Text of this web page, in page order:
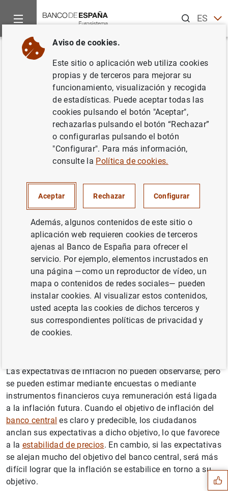
ESEN
Inicio Áreas de actuación
Volver
¿Qué son las expectativas de
inflación?
Las expectativas de inflación se refieren a lainflación
futura esperada por los agentes económicos hoy.
afectan a nuestro comportamiento, ya que son la base de
hoy o más adelante en función de las expectativas de
inflación que tengamos: si pensamos que la inflación
será muy alta, compraremos hoy, mientras que si
pensamos que la inflación será baja, puede que
pospongamos nuestra decisión de compra para más
adelante. Si las empresas piensan que la inflación será
baja, incrementarán los precios de sus productos a
menor ritmo. Igualmente, si los trabajadores creen que la
inflación se va a mantener en niveles bajos, demandarán
menores subidas salariales. Así es como las expectativas
Las expectativas de inflación no pueden observarse, pero
se pueden estimar mediante encuestas o mediante
instrumentos financieros cuya remuneración está ligada
a la inflación futura. Cuando el objetivo de inflación del
banco central es claro y predecible, los ciudadanos
anclan sus expectativas a dicho objetivo, lo que favorece
a la estabilidad de precios. En cambio, si las expectativas
se alejan mucho del objetivo del banco central, será más
difícil lograr que la inflación se estabilice en torno a su
objetivo.
Sugerencias
Aviso de cookies.
Este sitio o aplicación web utiliza cookies
propias y de terceros para mejorar su
funcionamiento, visualización y recogida
de estadísticas. Puede aceptar todas las
cookies pulsando el botón "Aceptar",
rechazarlas pulsando el botón “Rechazar”
o configurarlas pulsando el botón
"Configurar". Para más información,
consulte la Política de cookies.
Aceptar Rechazar Configurar
Además, algunos contenidos de este sitio o
aplicación web requieren cookies de terceros
ajenas al Banco de España para ofrecer el
servicio. Por ejemplo, elementos incrustados en
una página —como un reproductor de vídeo, un
mapa o contenidos de redes sociales— pueden
instalar cookies. Al visualizar estos contenidos,
usted acepta las cookies de dichos terceros y
sus correspondientes políticas de privacidad y
de cookies.